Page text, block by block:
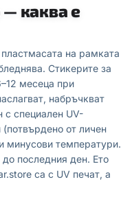
— каква е
на рамката
Стикерите за
месеца при
набръчкват
с специален UV-
от личен
минусови температури.
последния ден. Ето
са с UV печат, а